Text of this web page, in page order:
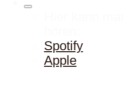
Spotify
Apple